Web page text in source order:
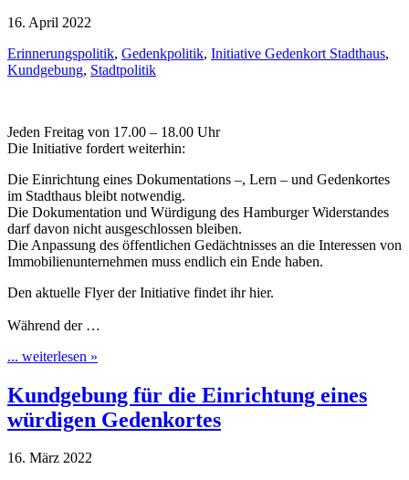
16. April 2022
Erinnerungspolitik, Gedenkpolitik, Initiative Gedenkort Stadthaus,
Kundgebung, Stadtpolitik
Jeden Freitag von 17.00 – 18.00 Uhr
Die Initiative fordert weiterhin:
Die Einrichtung eines Dokumentations –, Lern – und Gedenkortes
im Stadthaus bleibt notwendig.
Die Dokumentation und Würdigung des Hamburger Widerstandes
darf davon nicht ausgeschlossen bleiben.
Die Anpassung des öffentlichen Gedächtnisses an die Interessen von
Immobilienunternehmen muss endlich ein Ende haben.
Den aktuelle Flyer der Initiative findet ihr hier.
Während der …
... weiterlesen »
Kundgebung für die Einrichtung eines
würdigen Gedenkortes
16. März 2022